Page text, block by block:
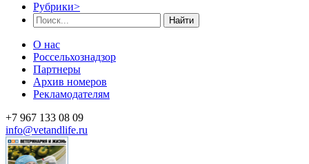
Рубрики>
Найти
О нас
Россельхознадзор
Партнеры
Архив номеров
Рекламодателям
+7 967 133 08 09
info@vetandlife.ru